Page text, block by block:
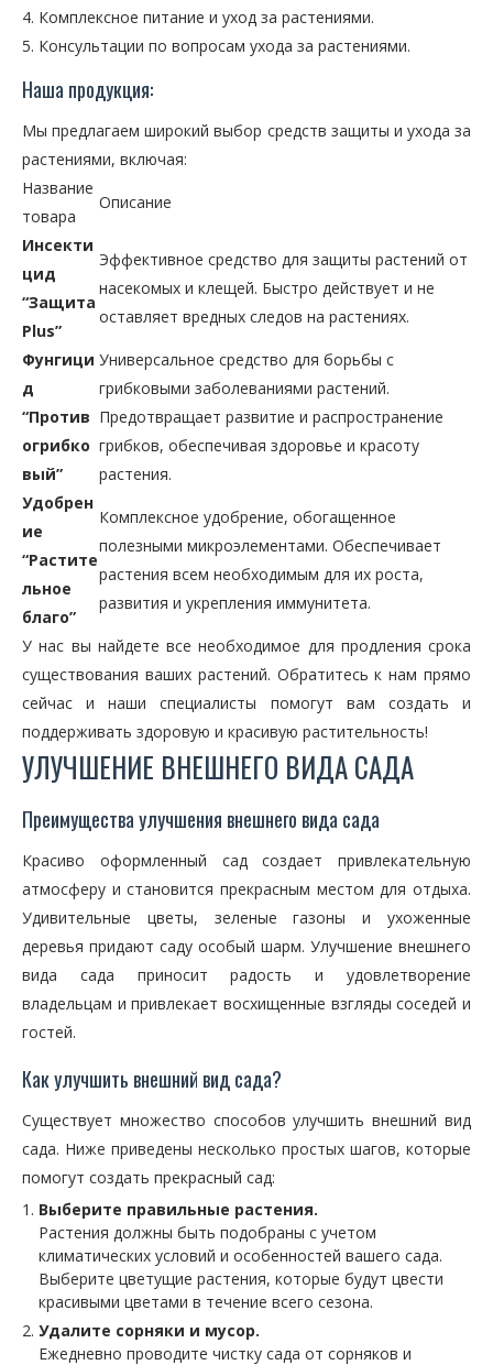
Комплексное питание и уход за растениями.
Консультации по вопросам ухода за растениями.
Наша продукция:
Мы предлагаем широкий выбор средств защиты и ухода за
растениями, включая:
Название
товара
Описание
Инсекти
цид
“Защита
Plus”
Эффективное средство для защиты растений от
насекомых и клещей. Быстро действует и не
оставляет вредных следов на растениях.
Фунгици
д
“Против
огрибко
вый”
Универсальное средство для борьбы с
грибковыми заболеваниями растений.
Предотвращает развитие и распространение
грибков, обеспечивая здоровье и красоту
растения.
Удобрен
ие
“Растите
льное
благо”
Комплексное удобрение, обогащенное
полезными микроэлементами. Обеспечивает
растения всем необходимым для их роста,
развития и укрепления иммунитета.
У нас вы найдете все необходимое для продления срока
существования ваших растений. Обратитесь к нам прямо
сейчас и наши специалисты помогут вам создать и
поддерживать здоровую и красивую растительность!
УЛУЧШЕНИЕ ВНЕШНЕГО ВИДА САДА
Преимущества улучшения внешнего вида сада
Красиво оформленный сад создает привлекательную
атмосферу и становится прекрасным местом для отдыха.
Удивительные цветы, зеленые газоны и ухоженные
деревья придают саду особый шарм. Улучшение внешнего
вида сада приносит радость и удовлетворение
владельцам и привлекает восхищенные взгляды соседей и
гостей.
Как улучшить внешний вид сада?
Существует множество способов улучшить внешний вид
сада. Ниже приведены несколько простых шагов, которые
помогут создать прекрасный сад:
Выберите правильные растения.
Растения должны быть подобраны с учетом
климатических условий и особенностей вашего сада.
Выберите цветущие растения, которые будут цвести
красивыми цветами в течение всего сезона.
Удалите сорняки и мусор.
Ежедневно проводите чистку сада от сорняков и